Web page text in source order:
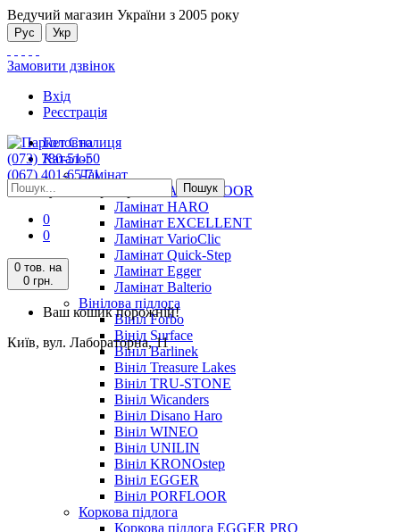
Ведучий магазин України з 2005 року
Рус Укр
Замовити дзвінок
Вхід
Реєстрація
(073) 780-51-50
(067) 401-65-71
Київ, вул. Лабораторна, 11
Пошук
0
0
0 тов. на
0 грн.
Ваш кошик порожній!
Київ, вул. Лабораторна, 11
Головна
Каталог
Ламінат
Ламінат ALSAFLOOR
Ламінат HARO
Ламінат EXCELLENT
Ламінат VarioClic
Ламінат Quick-Step
Ламінат Egger
Ламінат Balterio
Вінілова підлога
Вініл Forbo
Вініл Surface
Вініл Barlinek
Вініл Treasure Lakes
Вініл TRU-STONE
Вініл Wicanders
Вініл Disano Haro
Вініл WINEO
Вініл UNILIN
Вініл KRONOstep
Вініл EGGER
Вініл PORFLOOR
Коркова підлога
Коркова підлога EGGER PRO